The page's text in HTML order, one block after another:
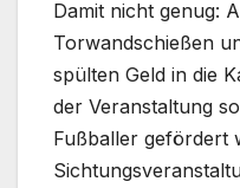
Damit nicht genug:
Torwandschießen
spülten Geld in die
der Veranstaltung
Fußballer gefördert